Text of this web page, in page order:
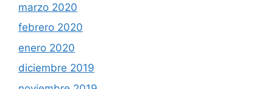
marzo 2020
febrero 2020
enero 2020
diciembre 2019